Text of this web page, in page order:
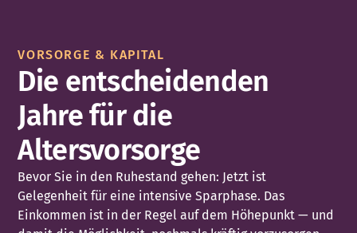
VORSORGE & KAPITAL
Die entscheidenden
Jahre für die
Altersvorsorge
Bevor Sie in den Ruhestand gehen: Jetzt ist
Gelegenheit für eine intensive Sparphase. Das
Einkommen ist in der Regel auf dem Höhepunkt — und